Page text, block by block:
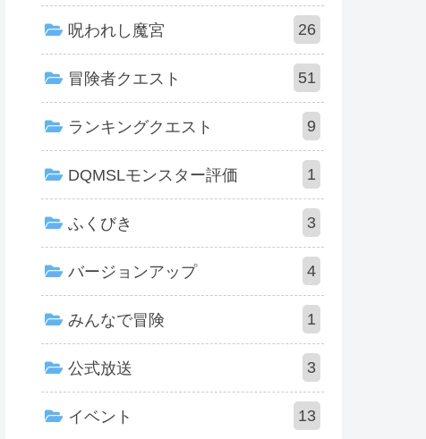
呪われし魔宮 26
冒険者クエスト 51
ランキングクエスト 9
DQMSLモンスター評価 1
ふくびき 3
バージョンアップ 4
みんなで冒険 1
公式放送 3
イベント 13